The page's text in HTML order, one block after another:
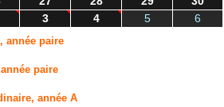
3 4 5 6
année paire
paire
année A